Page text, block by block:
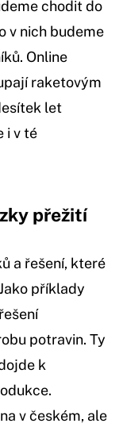
chodit do
v nich budeme
Online
raketovým
let
i v té
přežití
a řešení, které
příklady
potravin. Ty
k
v českém, ale